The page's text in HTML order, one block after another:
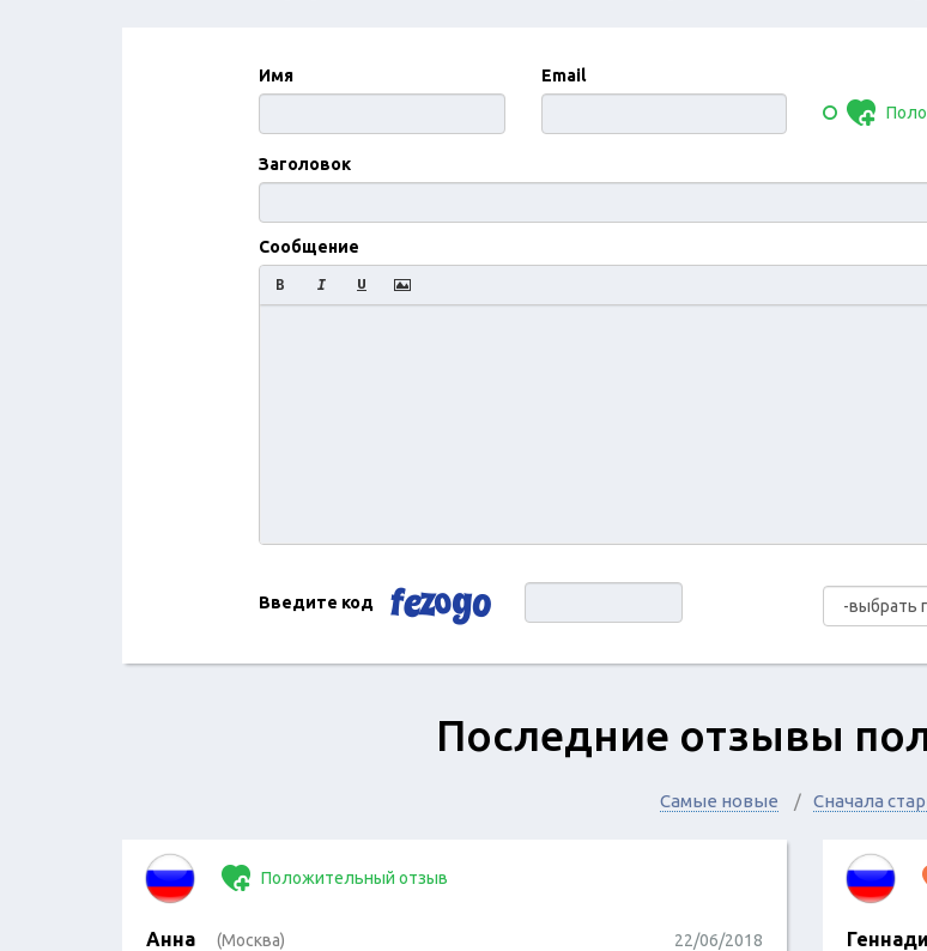
Имя
Email
Заголовок
Сообщение
Введите код
Последние отзывы
Самые новые Сначала
Положительный отзыв
Анна (Москва) 22/06/2018